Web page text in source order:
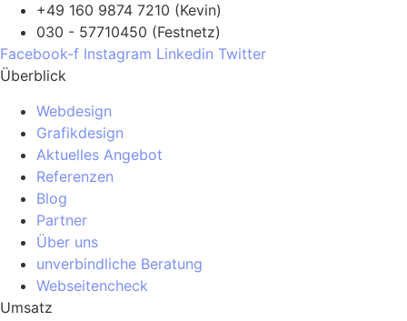
+49 160 9874 7210 (Kevin)
030 - 57710450 (Festnetz)
Facebook-f Instagram Linkedin Twitter
Überblick
Webdesign
Grafikdesign
Aktuelles Angebot
Referenzen
Blog
Partner
Über uns
unverbindliche Beratung
Webseitencheck
Umsatz